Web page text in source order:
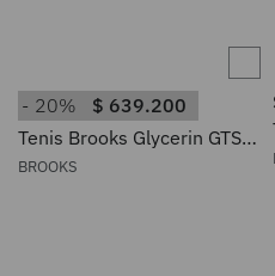
20% $ 639.200
Tenis Brooks Glycerin GTS
22 Hombre
BROOKS